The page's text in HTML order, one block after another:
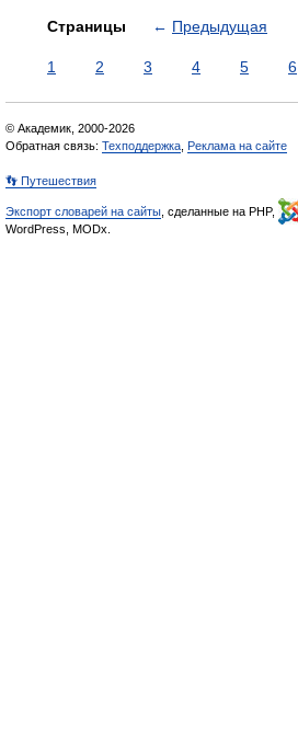
Страницы ← Предыдущая
1 2 3 4 5 6
© Академик, 2000-2026
Обратная связь: Техподдержка Реклама на сайте
👣 Путешествия
Экспорт словарей на сайты , сделанные на PHP,
WordPress, MODx.